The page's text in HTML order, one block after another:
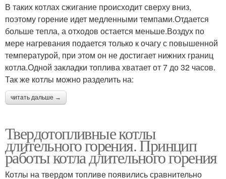
В таких котлах сжигание происходит сверху вниз,
поэтому горение идет медленными темпами.Отдается
больше тепла, а отходов остается меньше.Воздух по
мере нагревания подается только к очагу с повышенной
температурой, при этом он не достигает нижних границ
котла.Одной закладки топлива хватает от 7 до 32 часов.
Так же котлы можно разделить на:
читать дальше →
Твердотопливные котлы
длительного горения. Принцип
работы котла длительного горения
Котлы на твердом топливе появились сравнительно